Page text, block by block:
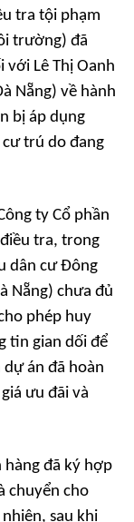
tra tội phạm
trường) đã
Lê Thị Oanh
Nẵng) về hành
bị áp dụng
trú do đang
ty Cổ phần
tra, trong
dân cư Đông
Nẵng) chưa đủ
phép huy
tin gian dối để
án đã hoàn
ưu đãi và
đã ký hợp
chuyển cho
sau khi